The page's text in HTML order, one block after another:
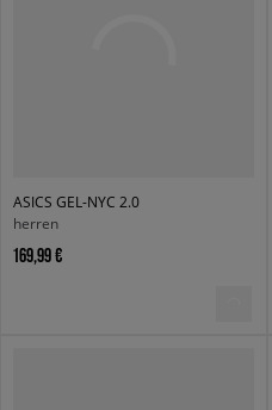
ASICS GEL-NYC 2.0
herren
169,99 €